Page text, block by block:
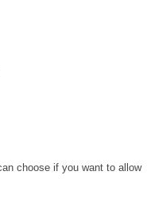
choose if you want to allow